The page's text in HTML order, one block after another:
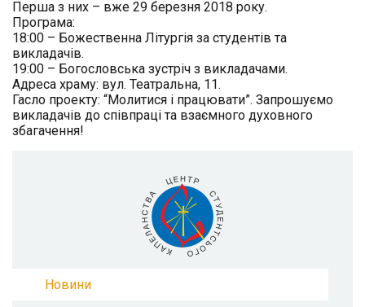
Перша з них – вже 29 березня 2018 року.
Програма:
18:00 – Божественна Літургія за студентів та
викладачів.
19:00 – Богословська зустріч з викладачами.
Адреса храму: вул. Театральна, 11.
Гасло проекту: “Молитися і працювати”. Запрошуємо
викладачів до співпраці та взаємного духовного
збагачення!
Новини